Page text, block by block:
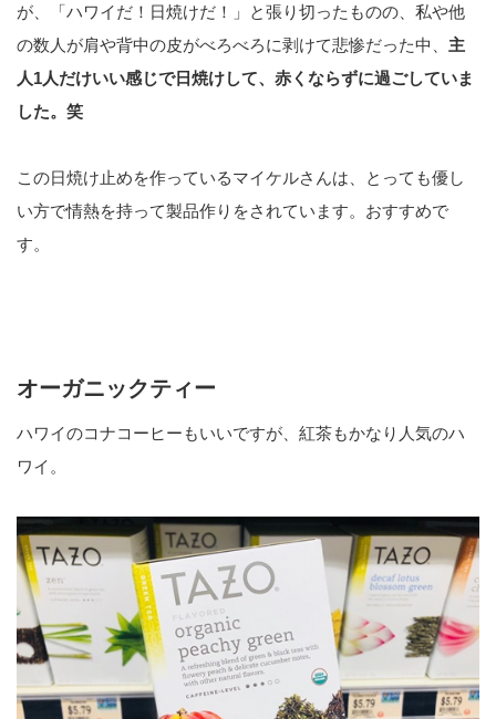
が、「ハワイだ！日焼けだ！」と張り切ったものの、私や他
の数人が肩や背中の皮がべろべろに剥けて悲惨だった中、 主
人1人だけいい感じで日焼けして、赤くならずに過ごしていま
した。笑
この日焼け止めを作っているマイケルさんは、とっても優し
い方で情熱を持って製品作りをされています。おすすめで
す。
オーガニックティー
ハワイのコナコーヒーもいいですが、紅茶もかなり人気のハ
ワイ。